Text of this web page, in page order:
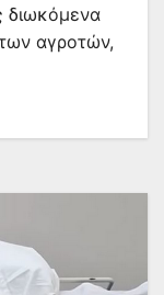
διωκόμενα
αγροτών,